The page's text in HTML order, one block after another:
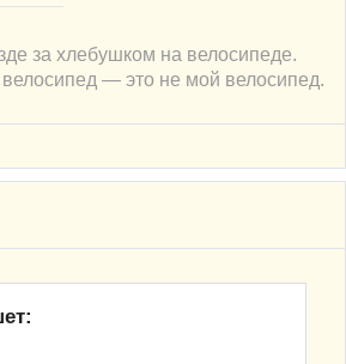
за хлебушком на велосипеде.
— это не мой велосипед.